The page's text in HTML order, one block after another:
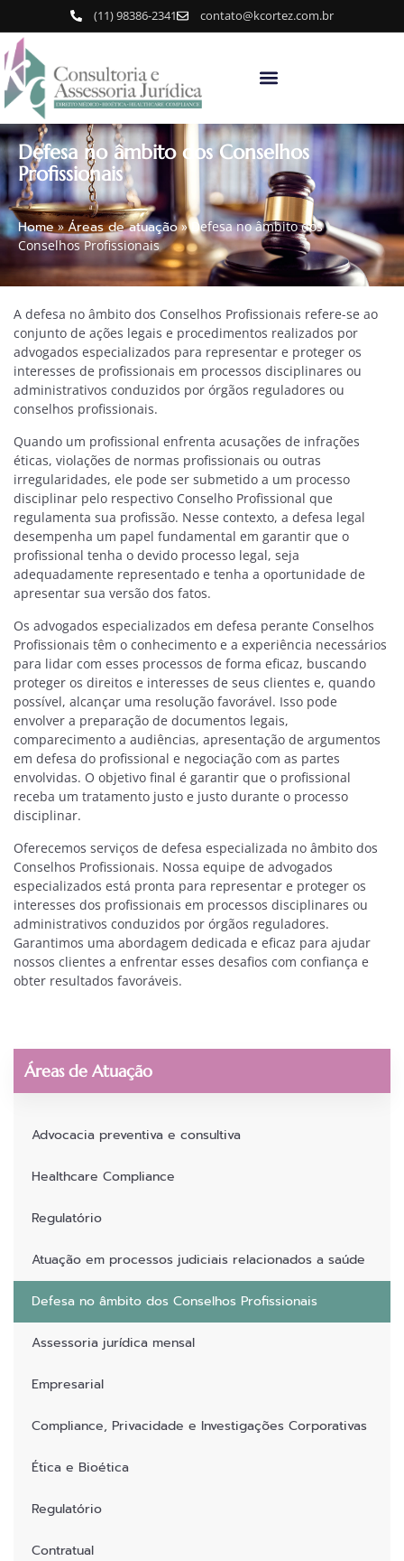
(11) 98386-2341 contato@kcortez.com.br
Defesa no âmbito dos Conselhos
Profissionais
Home»Áreas de atuação» Defesa no âmbito dos
Conselhos Profissionais
A defesa no âmbito dos Conselhos Profissionais refere-se ao
conjunto de ações legais e procedimentos realizados por
advogados especializados para representar e proteger os
interesses de profissionais em processos disciplinares ou
administrativos conduzidos por órgãos reguladores ou
conselhos profissionais.
Quando um profissional enfrenta acusações de infrações
éticas, violações de normas profissionais ou outras
irregularidades, ele pode ser submetido a um processo
disciplinar pelo respectivo Conselho Profissional que
regulamenta sua profissão. Nesse contexto, a defesa legal
desempenha um papel fundamental em garantir que o
profissional tenha o devido processo legal, seja
adequadamente representado e tenha a oportunidade de
apresentar sua versão dos fatos.
Os advogados especializados em defesa perante Conselhos
Profissionais têm o conhecimento e a experiência necessários
para lidar com esses processos de forma eficaz, buscando
proteger os direitos e interesses de seus clientes e, quando
possível, alcançar uma resolução favorável. Isso pode
envolver a preparação de documentos legais,
comparecimento a audiências, apresentação de argumentos
em defesa do profissional e negociação com as partes
envolvidas. O objetivo final é garantir que o profissional
receba um tratamento justo e justo durante o processo
disciplinar.
Oferecemos serviços de defesa especializada no âmbito dos
Conselhos Profissionais. Nossa equipe de advogados
especializados está pronta para representar e proteger os
interesses dos profissionais em processos disciplinares ou
administrativos conduzidos por órgãos reguladores.
Garantimos uma abordagem dedicada e eficaz para ajudar
nossos clientes a enfrentar esses desafios com confiança e
obter resultados favoráveis.
Áreas de Atuação
Advocacia preventiva e consultiva
Healthcare Compliance
Regulatório
Atuação em processos judiciais relacionados a saúde
Defesa no âmbito dos Conselhos Profissionais
Assessoria jurídica mensal
Empresarial
Compliance, Privacidade e Investigações Corporativas
Ética e Bioética
Regulatório
Contratual